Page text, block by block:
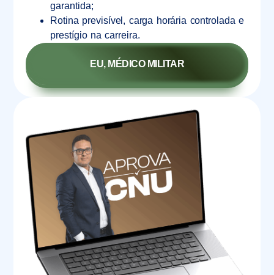
garantida;
Rotina previsível, carga horária controlada e
prestígio na carreira.
EU, MÉDICO MILITAR